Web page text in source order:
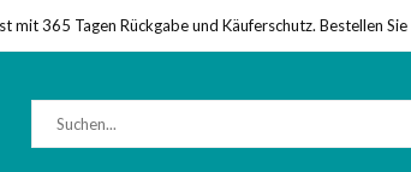
mit 365 Tagen Rückgabe und Käuferschutz. Bestellen